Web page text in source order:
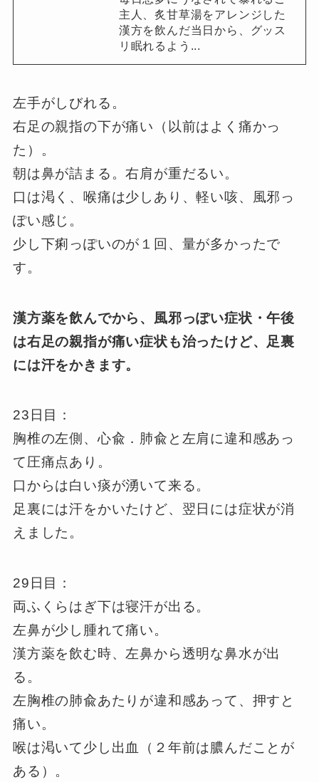
主人、炙甘草湯をアレンジした
漢方を飲んだ当日から、グッス
リ眠れるよう...
左手がしびれる。
右足の親指の下が痛い（以前はよく痛かっ
た）。
朝は鼻が詰まる。右肩が重だるい。
口は渇く、喉痛は少しあり、軽い咳、風邪っ
ぽい感じ。
少し下痢っぽいのが１回、量が多かったで
す。
漢方薬を飲んでから、風邪っぽい症状・午後
は右足の親指が痛い症状も治ったけど、足裏
には汗をかきます。
23日目：
胸椎の左側、心兪．肺兪と左肩に違和感あっ
て圧痛点あり。
口からは白い痰が湧いて来る。
足裏には汗をかいたけど、翌日には症状が消
えました。
29日目：
両ふくらはぎ下は寝汗が出る。
左鼻が少し腫れて痛い。
漢方薬を飲む時、左鼻から透明な鼻水が出
る。
左胸椎の肺兪あたりが違和感あって、押すと
痛い。
喉は渇いて少し出血（２年前は膿んだことが
ある）。